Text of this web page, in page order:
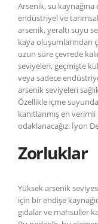
Arsenik, su
endüstriyel ve
arsenik, yeraltı suyu
kaya oluşumlarından
uzun süre çevrede
seviyeleri, geçmişte
veya sadece
arsenik seviyeleri
Özellikle içme
kanıtlanmış en
odaklanacağız: İyon
Zorluklar
Yüksek arsenik
için bir endişe
gıdalar ve mahsuller